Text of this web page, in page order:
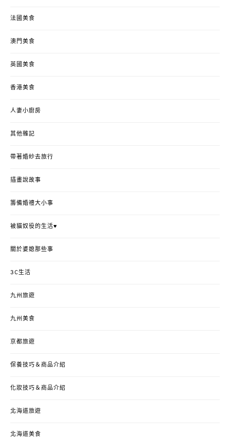
法國美食
澳門美食
英國美食
香港美食
人妻小廚房
其他雜記
帶著婚紗去旅行
插畫說故事
籌備婚禮大小事
被貓奴役的生活♥
關於婆媳那些事
3C生活
九州旅遊
九州美食
京都旅遊
保養技巧＆商品介紹
化妝技巧＆商品介紹
北海道旅遊
北海道美食